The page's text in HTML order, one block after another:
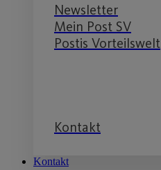
Newsletter
Mein Post SV
Postis Vorteilswelt
Kontakt
Kontakt